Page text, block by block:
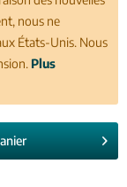
nous ne
États-Unis. Nous
Plus